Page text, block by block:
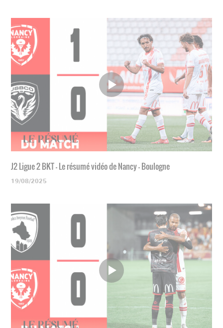
J2 Ligue 2 BKT - Le résumé vidéo de Nancy - Boulogne
19/08/2025